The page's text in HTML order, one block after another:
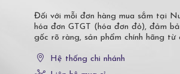
Đối với mỗi đơn hàng mua sắm tại
hóa đơn GTGT (hóa đơn đỏ), đảm
gốc rõ ràng, sản phẩm chính hãng từ
Hệ thống chi nhánh